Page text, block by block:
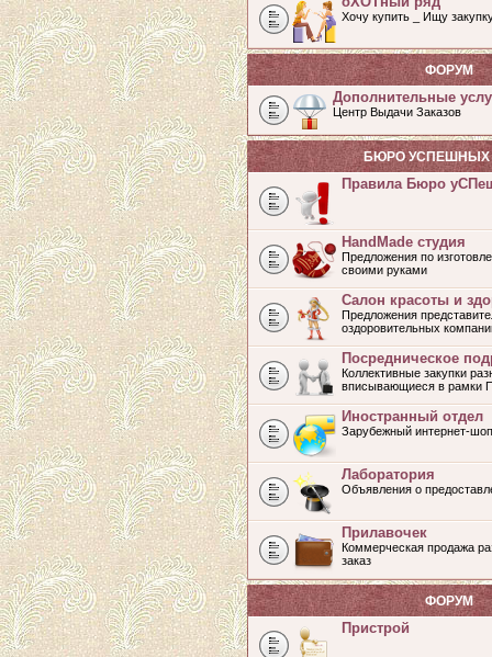
Хочу купить _ Ищу
ФОРУМ
Дополнительные
Центр Выдачи Заказов
БЮРО УСПЕШНЫХ
Правила Бюро
HandMade студия
Предложения по
своими руками
Салон красоты и
Предложения
оздоровительных
Посредническое
Коллективные закупки
вписывающиеся в рамки
Иностранный отдел
Зарубежный интернет-
Лаборатория
Объявления о
Прилавочек
Коммерческая продажа
заказ
ФОРУМ
Пристрой